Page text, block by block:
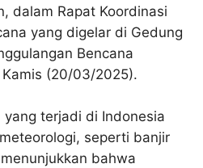
dalam Rapat Koordinasi
yang digelar di Gedung
Bencana
(20/03/2025).
yang terjadi di Indonesia
seperti banjir
bahwa